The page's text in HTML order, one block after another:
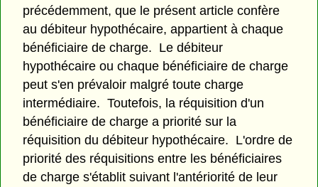
précédemment, que le présent article confère
au débiteur hypothécaire, appartient à chaque
bénéficiaire de charge. Le débiteur
hypothécaire ou chaque bénéficiaire de charge
peut s'en prévaloir malgré toute charge
intermédiaire. Toutefois, la réquisition d'un
bénéficiaire de charge a priorité sur la
réquisition du débiteur hypothécaire. L'ordre de
priorité des réquisitions entre les bénéficiaires
de charge s'établit suivant l'antériorité de leur